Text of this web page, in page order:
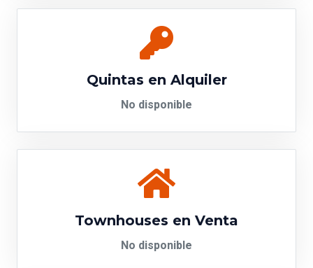
Quintas en Alquiler
No disponible
Townhouses en Venta
No disponible